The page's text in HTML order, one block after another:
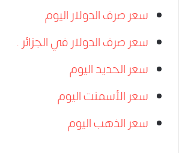
سعر صرف الدولار اليوم
سعر صرف الدولار في الجزائر .
سعر الحديد اليوم
سعر الأسمنت اليوم
سعر الذهب اليوم